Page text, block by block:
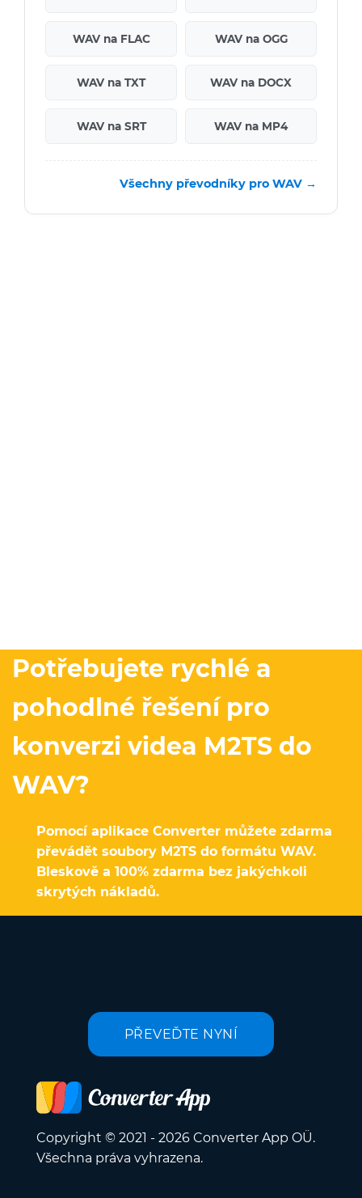
WAV na FLAC WAV na OGG
WAV na TXT WAV na DOCX
WAV na SRT WAV na MP4
Všechny převodníky pro WAV →
Potřebujete rychlé a
pohodlné řešení pro
konverzi videa M2TS do
WAV?
Pomocí aplikace Converter můžete zdarma
převádět soubory M2TS do formátu WAV.
Bleskově a 100% zdarma bez jakýchkoli
skrytých nákladů.
PŘEVEĎTE NYNÍ
Copyright © 2021 - 2026 Converter App OÜ.
Všechna práva vyhrazena.